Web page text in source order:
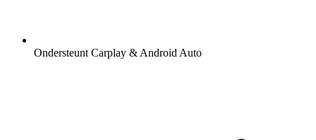
Ondersteunt Carplay & Android Auto